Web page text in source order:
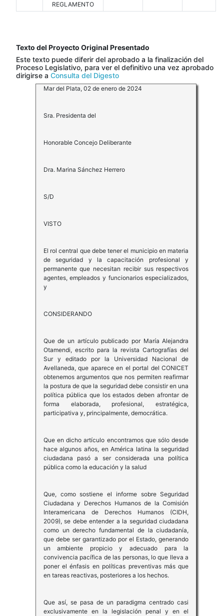
REGLAMENTO
Texto del Proyecto Original Presentado
Este texto puede diferir del aprobado a la finalización del
Proceso Legislativo, para ver el definitivo una vez aprobado
dirigirse a Consulta del Digesto
Mar del Plata, 02 de enero de 2024
Sra. Presidenta del
Honorable Concejo Deliberante
Dra. Marina Sánchez Herrero
S/D
VISTO
El rol central que debe tener el municipio en materia
de seguridad y la capacitación profesional y
permanente que necesitan recibir sus respectivos
agentes, empleados y funcionarios especializados,
y
CONSIDERANDO
Que de un artículo publicado por María Alejandra
Otamendi, escrito para la revista Cartografías del
Sur y editado por la Universidad Nacional de
Avellaneda, que aparece en el portal del CONICET
obtenemos argumentos que nos permiten reafirmar
la postura de que la seguridad debe consistir en una
política pública que los estados deben afrontar de
forma elaborada, profesional, estratégica,
participativa y, principalmente, democrática.
Que en dicho artículo encontramos que sólo desde
hace algunos años, en América latina la seguridad
ciudadana pasó a ser considerada una política
pública como la educación y la salud
Que, como sostiene el informe sobre Seguridad
Ciudadana y Derechos Humanos de la Comisión
Interamericana de Derechos Humanos (CIDH,
2009), se debe entender a la seguridad ciudadana
como un derecho fundamental de la ciudadanía,
que debe ser garantizado por el Estado, generando
un ambiente propicio y adecuado para la
convivencia pacífica de las personas, lo que lleva a
poner el énfasis en políticas preventivas más que
en tareas reactivas, posteriores a los hechos.
Que así, se pasa de un paradigma centrado casi
exclusivamente en la legislación penal y en el